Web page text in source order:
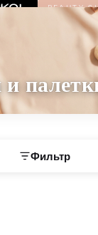
Фильтр